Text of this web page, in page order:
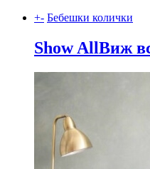
+- Бебешки колички
Show AllВиж